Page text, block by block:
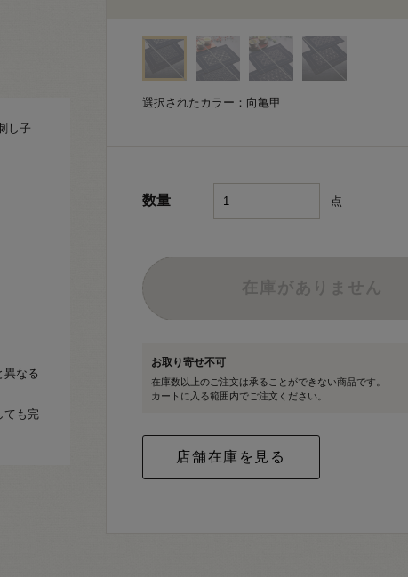
し子
異なる
ても完
選択されたカラー：向亀甲
数量 点
お取り寄せ不可
在庫数以上のご注文は承ることができない商品です。
カートに入る範囲内でご注文ください。